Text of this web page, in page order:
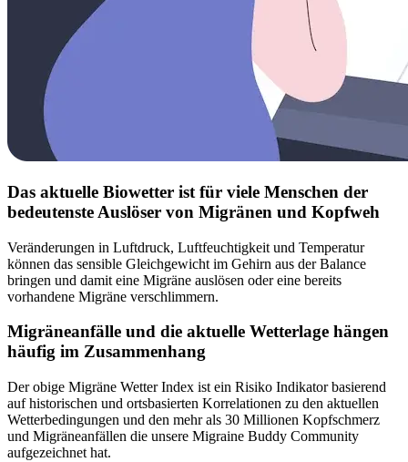
Das aktuelle Biowetter ist für viele Menschen der
bedeutenste Auslöser von Migränen und Kopfweh
Veränderungen in Luftdruck, Luftfeuchtigkeit und Temperatur
können das sensible Gleichgewicht im Gehirn aus der Balance
bringen und damit eine Migräne auslösen oder eine bereits
vorhandene Migräne verschlimmern.
Migräneanfälle und die aktuelle Wetterlage hängen
häufig im Zusammenhang
Der obige Migräne Wetter Index ist ein Risiko Indikator basierend
auf historischen und ortsbasierten Korrelationen zu den aktuellen
Wetterbedingungen und den mehr als 30 Millionen Kopfschmerz
und Migräneanfällen die unsere Migraine Buddy Community
aufgezeichnet hat.